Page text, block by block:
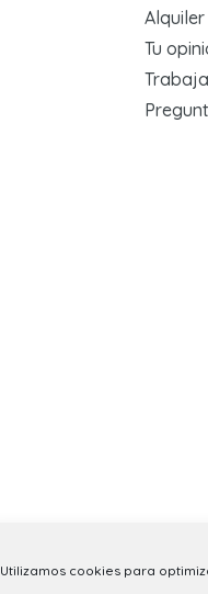
Utilizamos cookies para
Tu